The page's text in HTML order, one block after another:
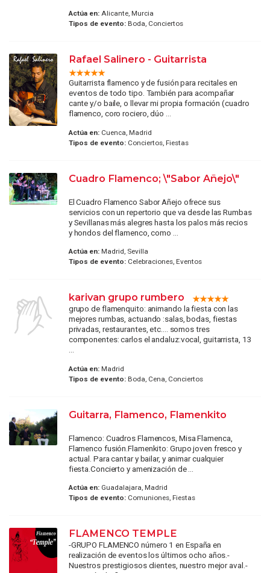
Actúa en:Alicante, Murcia
Tipos de evento:Boda, Conciertos
Rafael Salinero - Guitarrista
Guitarrista flamenco y de fusión para recitales en
eventos de todo tipo. También para acompañar
cante y/o baile, o llevar mi propia formación (cuadro
flamenco, coro rociero, dúo ...
Actúa en:Cuenca, Madrid
Tipos de evento:Conciertos, Fiestas
Cuadro Flamenco; \"Sabor Añejo\"
El Cuadro Flamenco Sabor Añejo ofrece sus
servicios con un repertorio que va desde las Rumbas
y Sevillanas más alegres hasta los palos más recios
y hondos del flamenco, como ...
Actúa en:Madrid, Sevilla
Tipos de evento:Celebraciones, Eventos
karivan grupo rumbero
grupo de flamenquito: animando la fiesta con las
mejores rumbas, actuando :salas, bodas, fiestas
privadas, restaurantes, etc.... somos tres
componentes: carlos el andaluz:vocal, guitarrista, 13
Actúa en:Madrid
Tipos de evento:Boda, Cena, Conciertos
Guitarra, Flamenco, Flamenkito
Flamenco: Cuadros Flamencos, Misa Flamenca,
Flamenco fusión.Flamenkito: Grupo joven fresco y
actual. Para cantar y bailar, y animar cualquier
fiesta.Concierto y amenización de ...
Actúa en:Guadalajara, Madrid
Tipos de evento:Comuniones, Fiestas
FLAMENCO TEMPLE
-GRUPO FLAMENCO número 1 en España en
realización de eventos los últimos ocho años.-
Nuestros prestigiosos clientes, nuestro mejor aval.-